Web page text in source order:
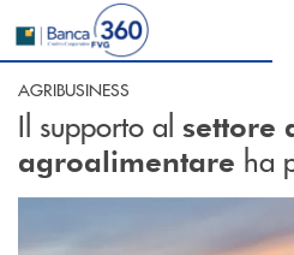
Salta al contenuto principale
AGRIBUSINESS
Il supporto al settore
agroalimentare ha